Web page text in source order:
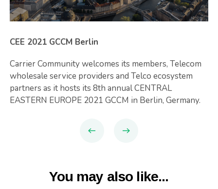
CEE 2021 GCCM Berlin
Carrier Community welcomes its members, Telecom
wholesale service providers and Telco ecosystem
partners as it hosts its 8th annual CENTRAL
EASTERN EUROPE 2021 GCCM in Berlin, Germany.
You may also like...